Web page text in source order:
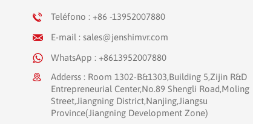
LEER MÁS
Teléfono : +86 -13952007880
E-mail : sales@jenshimvr.com
WhatsApp : +8613952007880
Adderss : Room 1302-B&1303,Building 5,Zijin R&D
Entrepreneurial Center,No.89 Shengli Road,Moling
Street,Jiangning District,Nanjing,Jiangsu
Province(Jiangning Development Zone)